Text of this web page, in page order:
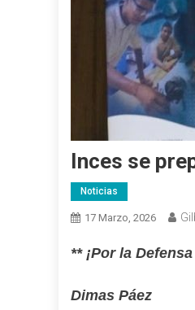
Inces se
Noticias
17 Marzo, 2026
** ¡Por la
Dimas Páez